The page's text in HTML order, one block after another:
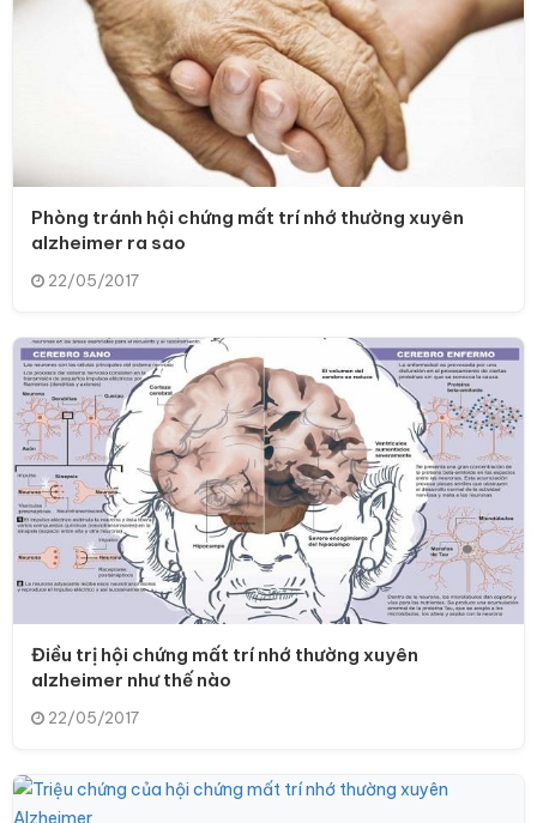
Phòng tránh hội chứng mất trí nhớ thường xuyên
alzheimer ra sao
22/05/2017
Điều trị hội chứng mất trí nhớ thường xuyên
alzheimer như thế nào
22/05/2017